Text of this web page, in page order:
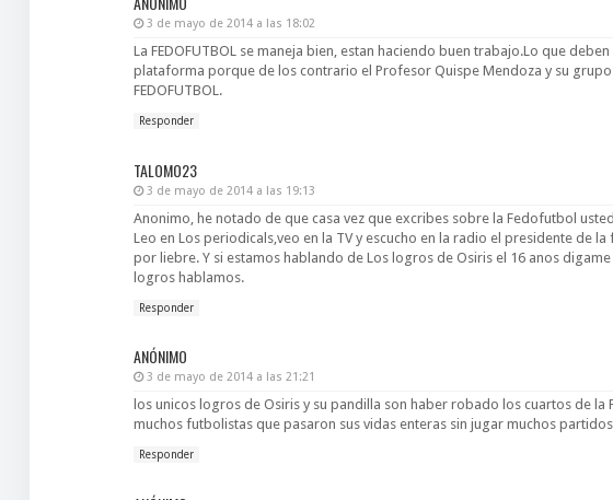
3 de mayo de 2014 a las 18:02
La FEDOFUTBOL se maneja bien, estan haciendo buen trabajo.Lo que
plataforma porque de los contrario el Profesor Quispe Mendoza y su
FEDOFUTBOL.
Responder
TALOMO23
3 de mayo de 2014 a las 19:13
Anonimo, he notado de que casa vez que excribes sobre la Fedofutbol
Leo en Los periodicals,veo en la TV y escucho en la radio el presidente de
por liebre. Y si estamos hablando de Los logros de Osiris el 16 anos
logros hablamos.
Responder
ANÓNIMO
3 de mayo de 2014 a las 21:21
los unicos logros de Osiris y su pandilla son haber robado los cuartos de
muchos futbolistas que pasaron sus vidas enteras sin jugar muchos partidos
Responder